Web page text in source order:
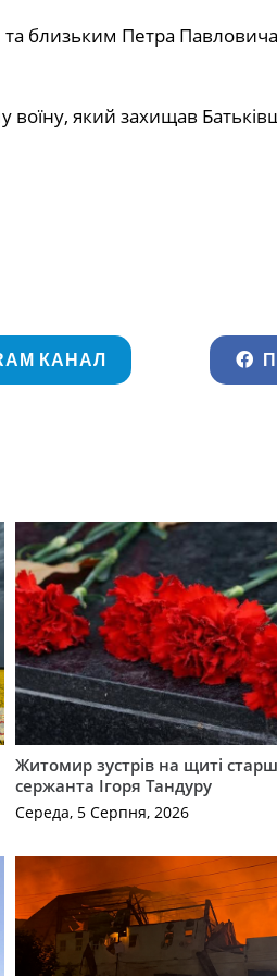
близьким Петра
воїну, який захищав
КАНАЛ
Житомир зустрів на щиті
сержанта Ігоря Тандуру
Середа, 5 Серпня, 2026